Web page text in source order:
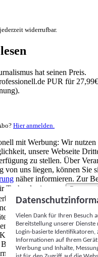
widerrufbar.
hat seinen Preis.
PUR für
Hier anmelden.
mit Werbung: Wir nutzen
unsere Webseite
zu stellen. Über
von uns liegen, können Sie
näher informieren. Zur
Technologien von
Partnern
und Inhalte, Messung
von Inhalten sowie
oder ähnliche Online-
zufällig generierte
können
Browsertyp und
unterstützte
Vielen Dank für Ihren Besuch
Bereitstellung unserer
Login-basierte Identifikatoren,
Informationen auf Ihrem
Werbung und Inhalte,